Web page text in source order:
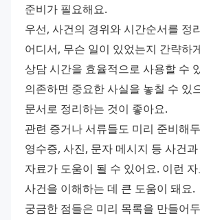
준비가 필요해요.
우선, 사건의 경위와 시간순서를 정
어디서, 무슨 일이 있었는지 간략하
상담 시간을 효율적으로 사용할 수
의존하면 중요한 사실을 놓칠 수 있
문서로 정리하는 것이 좋아요.
관련 증거나 서류들도 미리 준비해
영수증, 사진, 문자 메시지 등 사건
자료가 도움이 될 수 있어요. 이런
사건을 이해하는 데 큰 도움이 돼요.
궁금한 점들은 미리 목록을 만들어